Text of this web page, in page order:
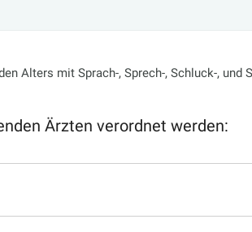
Alters mit Sprach-, Sprech-, Schluck-, und
Ärzten verordnet werden: